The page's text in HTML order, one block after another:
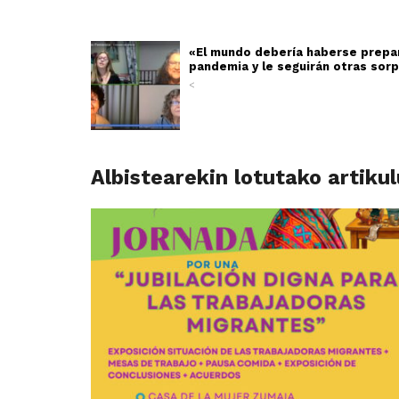
«El mundo debería haberse
pandemia y le seguirán otras
<
Albistearekin lotutako